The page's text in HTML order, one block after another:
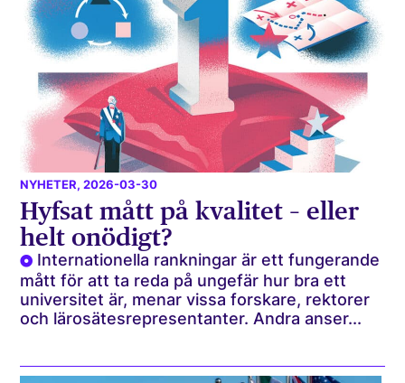
NYHETER, 2026-03-30
Hyfsat mått på kvalitet – eller
helt onödigt?
Internationella rankningar är ett fungerande
mått för att ta reda på ungefär hur bra ett
universitet är, menar vissa forskare, rektorer
och lärosätesrepresentanter. Andra anser...